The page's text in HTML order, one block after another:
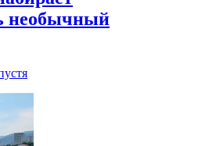
необычный